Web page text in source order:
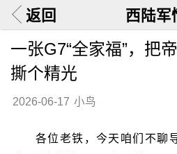
返回 西陆军
一张G7“全家福”，把
撕个精光
2026-06-17 小鸟
各位老铁，今天咱们不聊